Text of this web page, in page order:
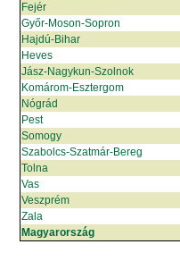
Fejér
Győr-Moson-Sopron
Hajdú-Bihar
Heves
Jász-Nagykun-Szolnok
Komárom-Esztergom
Nógrád
Pest
Somogy
Szabolcs-Szatmár-Bereg
Tolna
Vas
Veszprém
Zala
Magyarország